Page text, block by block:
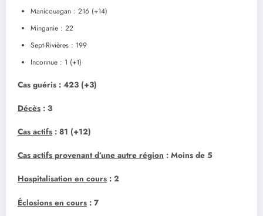
Manicouagan : 216 (+14)
Minganie : 22
Sept-Rivières : 199
Inconnue : 1 (+1)
Cas guéris : 423 (+3)
Décès : 3
Cas actifs : 81 (+12)
Cas actifs provenant d’une autre région : Moins de 5
Hospitalisation en cours : 2
Éclosions en cours : 7